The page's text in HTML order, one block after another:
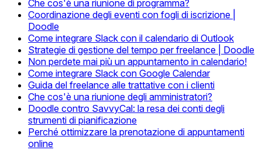
Che cos'è una riunione di programma?
Coordinazione degli eventi con fogli di iscrizione |
Doodle
Come integrare Slack con il calendario di Outlook
Strategie di gestione del tempo per freelance | Doodle
Non perdete mai più un appuntamento in calendario!
Come integrare Slack con Google Calendar
Guida del freelance alle trattative con i clienti
Che cos'è una riunione degli amministratori?
Doodle contro SavvyCal: la resa dei conti degli
strumenti di pianificazione
Perché ottimizzare la prenotazione di appuntamenti
online